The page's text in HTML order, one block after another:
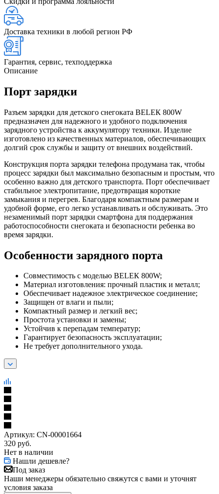
Доставка техники в любой регион РФ
Гарантия, сервис, техподдержка
Описание
Порт зарядки
Разъем зарядки для детского снегоката BELЕК 800W
предназначен для надежного и удобного подключения
зарядного устройства к аккумулятору техники. Изделие
изготовлено из качественных материалов, обеспечивающих
долгий срок службы и защиту от внешних воздействий.
Конструкция порта зарядки телефона продумана так, чтобы
процесс зарядки был максимально безопасным и простым, что
особенно важно для детского транспорта. Порт обеспечивает
стабильное электропитание, предотвращая короткие
замыкания и перегрев. Благодаря компактным размерам и
удобной форме, его легко устанавливать и обслуживать. Это
незаменимый порт зарядки смартфона для поддержания
работоспособности снегоката и безопасности ребенка во
время зарядки.
Особенности зарядного порта
Совместимость с моделью BELЕК 800W;
Материал изготовления: прочный пластик и металл;
Обеспечивает надежное электрическое соединение;
Защищен от влаги и пыли;
Компактный размер и легкий вес;
Простота установки и замены;
Устойчив к перепадам температур;
Гарантирует безопасность эксплуатации;
Не требует дополнительного ухода.
Артикул: CN-00001664
320 руб.
Нет в наличии
Нашли дешевле?
Под заказ
Наши менеджеры обязательно свяжутся с вами и уточнят
условия заказа